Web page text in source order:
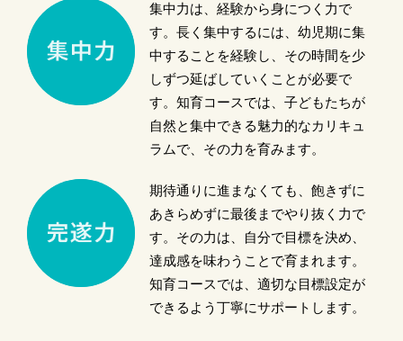
集中力は、経験から身につく力で
す。長く集中するには、幼児期に集
中することを経験し、その時間を少
しずつ延ばしていくことが必要で
す。知育コースでは、子どもたちが
自然と集中できる魅力的なカリキュ
ラムで、その力を育みます。
期待通りに進まなくても、飽きずに
あきらめずに最後までやり抜く力で
す。その力は、自分で目標を決め、
達成感を味わうことで育まれます。
知育コースでは、適切な目標設定が
できるよう丁寧にサポートします。